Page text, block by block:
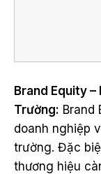
Brand Equity –
Trường: Brand
doanh nghiệp
trường. Đặc
thương hiệu